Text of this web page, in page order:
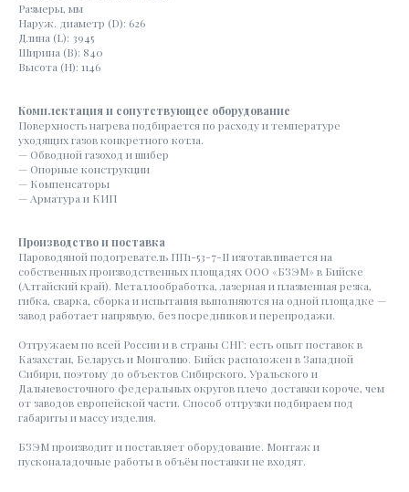
Размеры, мм
Наруж. диаметр (D): 626
Длина (L): 3945
Ширина (В): 840
Высота (Н): 1146
Комплектация и сопутствующее оборудование
Поверхность нагрева подбирается по расходу и температуре
уходящих газов конкретного котла.
— Обводной газоход и шибер
— Опорные конструкции
— Компенсаторы
— Арматура и КИП
Производство и поставка
Пароводяной подогреватель ПП1-53-7-II изготавливается на
собственных производственных площадях ООО «БЗЭМ» в Бийске
(Алтайский край). Металлообработка, лазерная и плазменная резка,
гибка, сварка, сборка и испытания выполняются на одной площадке —
завод работает напрямую, без посредников и перепродажи.
Отгружаем по всей России и в страны СНГ: есть опыт поставок в
Казахстан, Беларусь и Монголию. Бийск расположен в Западной
Сибири, поэтому до объектов Сибирского, Уральского и
Дальневосточного федеральных округов плечо доставки короче, чем
от заводов европейской части. Способ отгрузки подбираем под
габариты и массу изделия.
БЗЭМ производит и поставляет оборудование. Монтаж и
пусконаладочные работы в объём поставки не входят.